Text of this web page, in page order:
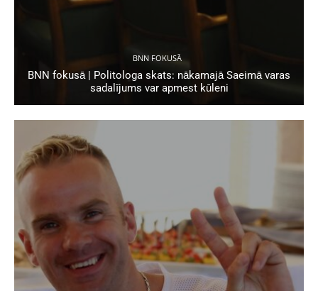
BNN FOKUSĀ
BNN fokusā | Politologa skats: nākamajā Saeimā varas
sadalījums var apmest kūleni